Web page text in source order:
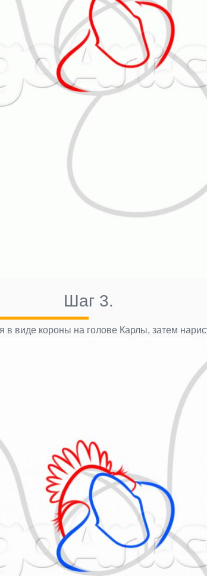
Шаг 3.
в виде короны на голове Карлы, затем